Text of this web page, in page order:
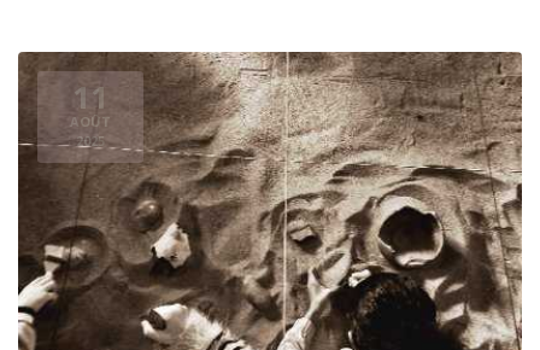
11
AOÛT
2025